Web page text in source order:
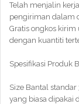
Telah menjalin
pengiriman dalam
Gratis ongkos
dengan kuantiti
Spesifikasi Produk
Size Bantal
yang biasa dipakai